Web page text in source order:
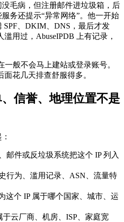
毛病，但注册邮件进垃圾箱，后
务还提示“异常网络”。他一开始
SPF、DKIM、DNS，最后才发
用过，AbuseIPDB 上有记录，
一般不会马上建站或登录账号。
花几天排查舒服得多。
信誉、地理位置不是
邮件或反垃圾系统把这个 IP 列入
行为、滥用记录、ASN、流量特
这个 IP 属于哪个国家、城市、运
于云厂商、机房、ISP、家庭宽